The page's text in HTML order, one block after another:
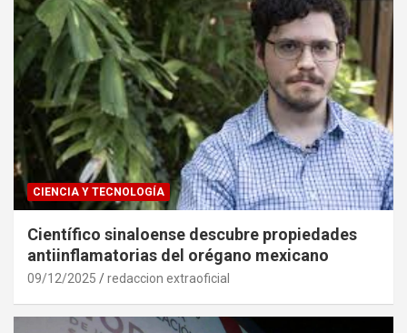
CIENCIA Y TECNOLOGÍA
Científico sinaloense descubre propiedades
antiinflamatorias del orégano mexicano
09/12/2025 redaccion extraoficial